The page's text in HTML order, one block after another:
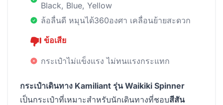
Black, Blue, Yellow
ล้อลื่นดี หมุนได้360องศา เคลื่อนย้ายสะดวก
ข้อเสีย
กระเป๋าไม่แข็งแรง ไม่ทนแรงกระแทก
กระเป๋าเดินทาง Kamiliant รุ่น Waikiki Spinner
เป็นกระเป๋าที่เหมาะสำหรับนักเดินทางที่ชอบสีสัน